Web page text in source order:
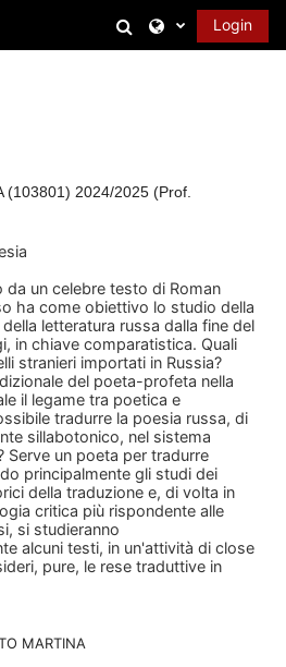
Attiva/disattiva
Login
(103801) 2024/2025 (Prof.
da un celebre testo di Roman
ha come obiettivo lo studio della
letteratura russa dalla fine del
in chiave comparatistica. Quali
stranieri importati in Russia?
del poeta-profeta nella
il legame tra poetica e
tradurre la poesia russa, di
sillabotonico, nel sistema
Serve un poeta per tradurre
principalmente gli studi dei
della traduzione e, di volta in
critica più rispondente alle
si studieranno
alcuni testi, in un'attività di close
pure, le rese traduttive in
MARTINA